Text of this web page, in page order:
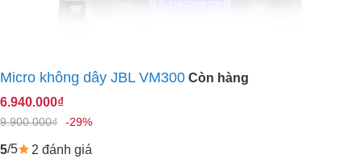
Micro không dây JBL VM300 Còn hàng
6.940.000₫
9.900.000₫ -29%
5/5 2 đánh giá